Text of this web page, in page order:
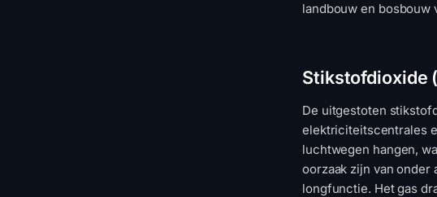
landbouw en bosbouw
Stikstofdioxide
De uitgestoten
elektriciteitscentrales
luchtwegen hangen,
oorzaak zijn van
longfunctie. Het gas